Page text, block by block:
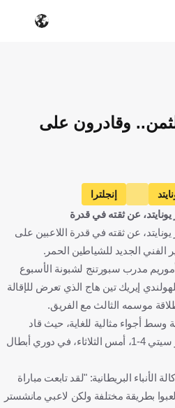
وقادرون على
إنجلترا
إريك تين هاج
هولندا
أونانا الكاميرون كرة قدم
عن ثقته في قدرة
عن ثقته في قدرة اللاعبين على
الفني الجديد للشياطين الحمر.
أموريم مدرب سبورتنج لشبونة الأسبوع
إيريك تين هاج الذي تعرض للإقالة
موسمه الثالث مع الفريق.
وسط أجواء مثالية للغاية، حيث قاد
الفريق لفوز عريض على مانشستر سيتي 4-1، أمس الثلاثاء، في دوري أبطال
الأنباء البريطانية: "لقد تابعت مباراة
بطريقة مختلفة ولكن لاعبي مانشستر